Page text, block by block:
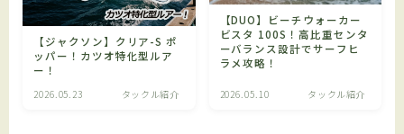
【ジャクソン】クリア-S ポ
ッパー！カツオ特化型ルア
ー！
2026.05.23 タックル紹介
【DUO】ビーチウォーカー
ビスタ 100S！高比重センタ
ーバランス設計でサーフヒ
ラメ攻略！
2026.05.10 タックル紹介